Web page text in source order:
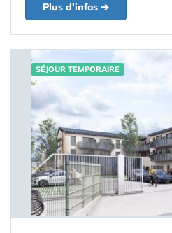
Plus d'infos ➔
SÉJOUR TEMPORAIRE